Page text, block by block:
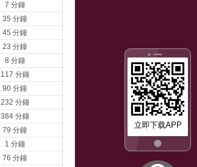
立即下载APP
7 分鐘
35 分鐘
45 分鐘
23 分鐘
8 分鐘
117 分鐘
90 分鐘
232 分鐘
384 分鐘
79 分鐘
1 分鐘
76 分鐘